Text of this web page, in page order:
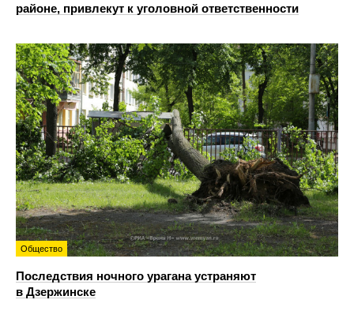
районе, привлекут к уголовной ответственности
Общество
Последствия ночного урагана устраняют
в Дзержинске